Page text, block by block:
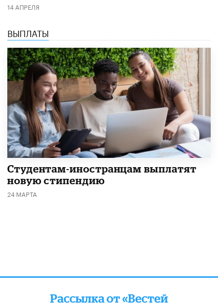
14 АПРЕЛЯ
ВЫПЛАТЫ
Студентам-иностранцам выплатят
новую стипендию
24 МАРТА
Рассылка от «Вестей